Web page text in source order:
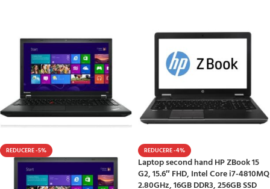
REDUCERE -5% REDUCERE -4%
Laptop second hand HP ZBook 15
G2, 15.6″ FHD, Intel Core i7-4810MQ
2.80GHz, 16GB DDR3, 256GB SSD